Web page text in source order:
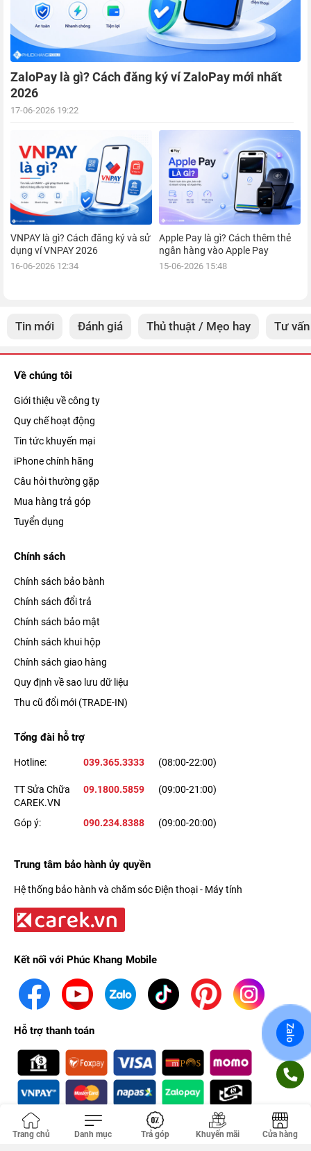
ZaloPay là gì? Cách đăng ký ví ZaloPay mới nhất
2026
17-06-2026 19:22
VNPAY là gì? Cách đăng ký và sử
dụng ví VNPAY 2026
16-06-2026 12:34
Apple Pay là gì? Cách thêm thẻ
ngân hàng vào Apple Pay
15-06-2026 15:48
Tin mới Đánh giá Thủ thuật / Mẹo hay Tư vấn
Về chúng tôi
Giới thiệu về công ty
Quy chế hoạt động
Tin tức khuyến mại
iPhone chính hãng
Câu hỏi thường gặp
Mua hàng trả góp
Tuyển dụng
Chính sách
Chính sách bảo bành
Chính sách đổi trả
Chính sách bảo mật
Chính sách khui hộp
Chính sách giao hàng
Quy định về sao lưu dữ liệu
Thu cũ đổi mới (TRADE-IN)
Tổng đài hỗ trợ
Hotline: 039.365.3333 (08:00-22:00)
TT Sửa Chữa
CAREK.VN
09.1800.5859 (09:00-21:00)
Góp ý: 090.234.8388 (09:00-20:00)
Trung tâm bảo hành ủy quyền
Hệ thống bảo hành và chăm sóc Điện thoại - Máy tính
Kết nối với Phúc Khang Mobile
Hỗ trợ thanh toán Zalo
Trang chủ Danh mục Trả góp Khuyến mãi Cửa hàng